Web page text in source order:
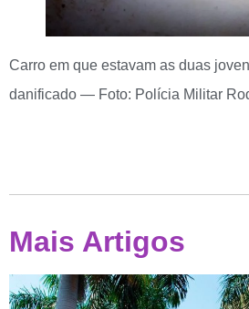
Carro em que estavam as duas
danificado — Foto: Polícia Militar
Mais Artigos